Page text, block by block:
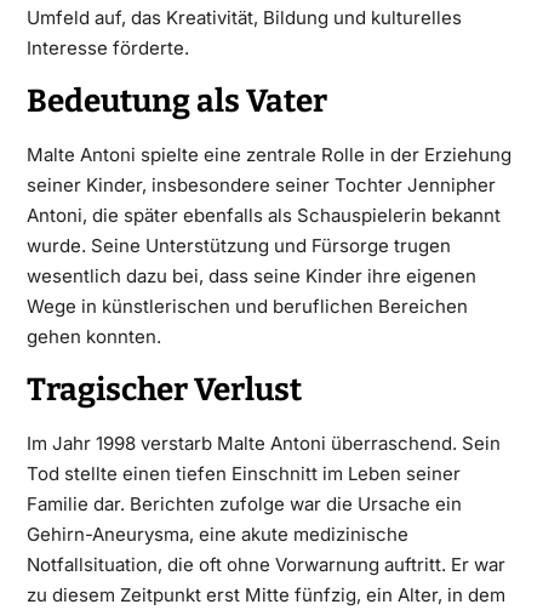
Umfeld auf, das Kreativität, Bildung und kulturelles
Interesse förderte.
Bedeutung als Vater
Malte Antoni spielte eine zentrale Rolle in der Erziehung
seiner Kinder, insbesondere seiner Tochter Jennipher
Antoni, die später ebenfalls als Schauspielerin bekannt
wurde. Seine Unterstützung und Fürsorge trugen
wesentlich dazu bei, dass seine Kinder ihre eigenen
Wege in künstlerischen und beruflichen Bereichen
gehen konnten.
Tragischer Verlust
Im Jahr 1998 verstarb Malte Antoni überraschend. Sein
Tod stellte einen tiefen Einschnitt im Leben seiner
Familie dar. Berichten zufolge war die Ursache ein
Gehirn-Aneurysma, eine akute medizinische
Notfallsituation, die oft ohne Vorwarnung auftritt. Er war
zu diesem Zeitpunkt erst Mitte fünfzig, ein Alter, in dem